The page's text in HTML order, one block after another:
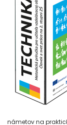
námetov na